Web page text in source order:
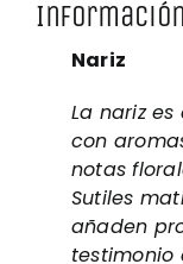
Nariz
La nariz
con
notas
Sutiles
añaden
testimonio